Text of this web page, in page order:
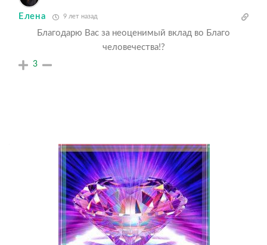
Елена 9 лет назад
Благодарю Вас за неоценимый вклад во Благо
человечества!?
3